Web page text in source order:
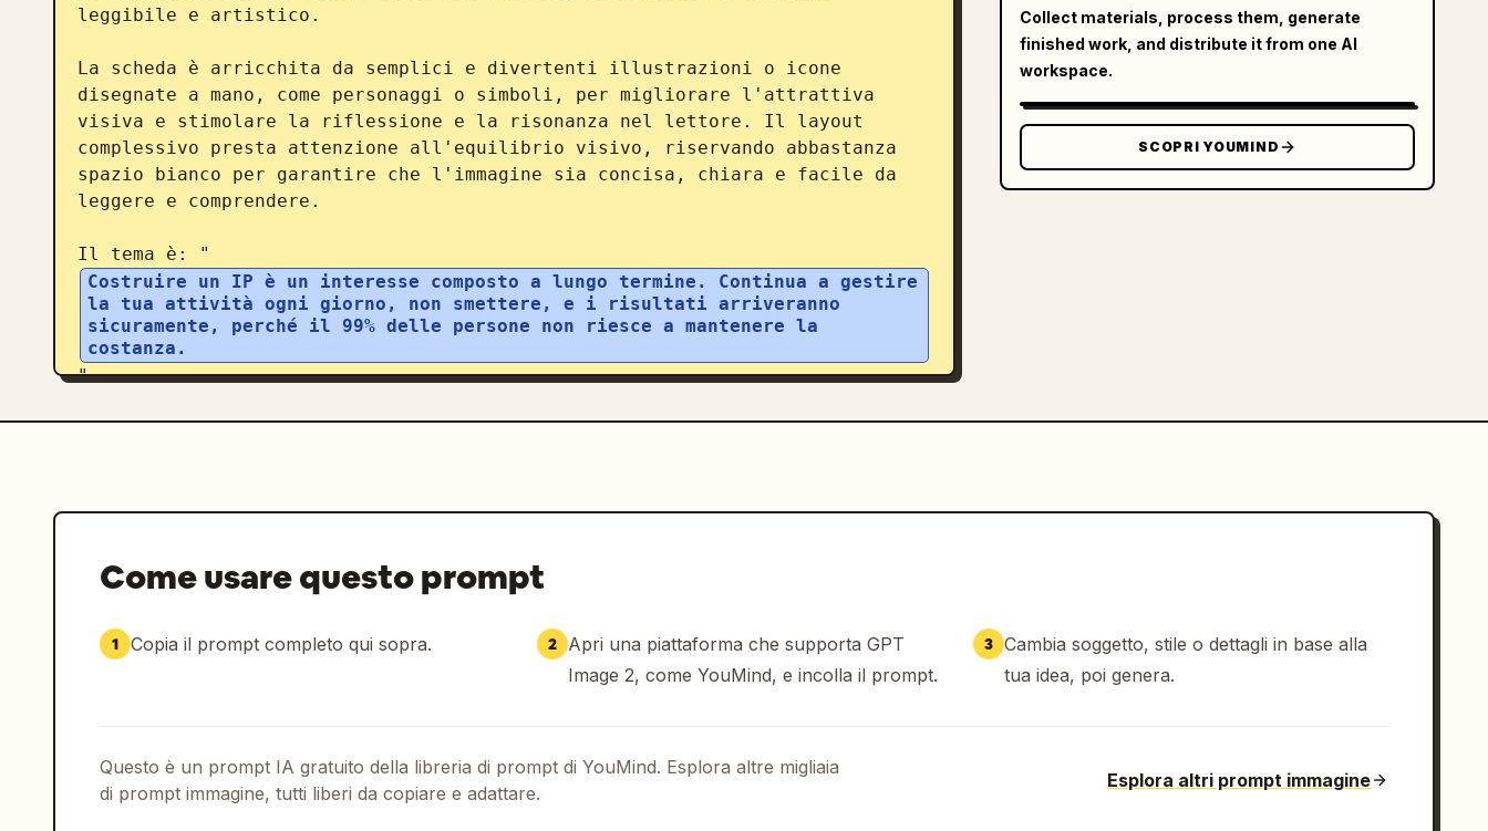
leggibile e artistico.
La scheda è arricchita da semplici e divertenti illustrazioni o icone
disegnate a mano, come personaggi o simboli, per migliorare l'attrattiva
visiva e stimolare la riflessione e la risonanza nel lettore. Il layout
complessivo presta attenzione all'equilibrio visivo, riservando abbastanza
spazio bianco per garantire che l'immagine sia concisa, chiara e facile da
leggere e comprendere.
Il tema è: "
Costruire un IP è un interesse composto a lungo termine. Continua a gestire
la tua attività ogni giorno, non smettere, e i risultati arriveranno
sicuramente, perché il 99% delle persone non riesce a mantenere la
costanza.
"
Collect materials, process them, generate
finished work, and distribute it from one AI
workspace.
SCOPRI YOUMIND
Come usare questo prompt
1 Copia il prompt completo qui sopra. 2 Apri una piattaforma che supporta GPT
Image 2, come YouMind, e incolla il prompt.
3 Cambia soggetto, stile o dettagli in base alla
tua idea, poi genera.
Questo è un prompt IA gratuito della libreria di prompt di YouMind. Esplora altre migliaia
di prompt immagine, tutti liberi da copiare e adattare.
Esplora altri prompt immagine